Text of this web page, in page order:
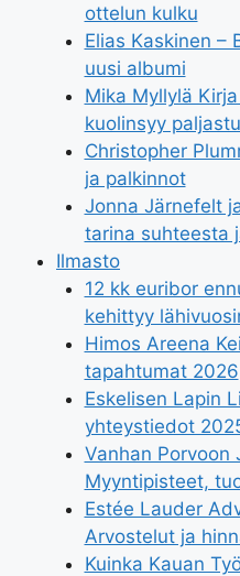
ottelun kulku
Elias Kaskinen –
uusi albumi
Mika Myllylä
kuolinsyy
Christopher
ja palkinnot
Jonna Järnefelt
tarina suhteesta
Ilmasto
12 kk euribor
kehittyy
Himos Areena
tapahtumat 2026
Eskelisen Lapin
yhteystiedot
Vanhan Porvoon
Myyntipisteet,
Estée Lauder
Arvostelut ja
Kuinka Kauan